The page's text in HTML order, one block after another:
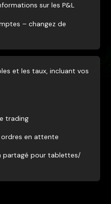
sur les P&L
– changez de
et les taux, incluant vos
trading
en attente
partagé pour tablettes/